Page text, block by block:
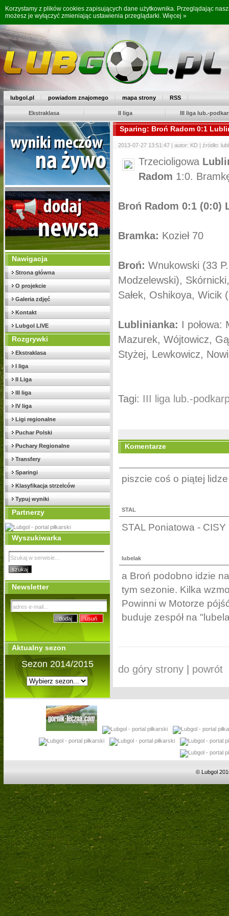
Korzystamy z plików cookies zapisujących dane użytkownika. Przeglądając
możesz je wyłączyć zmieniając ustawienia przeglądarki. Więcej »
lubgol.pl powiadom znajomego mapa strony RSS
Ekstraklasa II liga III liga lub.-
Nawigacja
Strona główna
O projekcie
Galeria zdjęć
Kontakt
Lubgol LIVE
Rozgrywki
Ekstraklasa
I liga
II Liga
III liga
IV liga
Ligi regionalne
Puchar Polski
Puchary Regionalne
Transfery
Sparingi
Klasyfikacja strzelców
Typuj wyniki
Partnerzy
Wyszukiwarka
Newsletter
Aktualny sezon
Sezon 2014/2015
Sparing: Broń Radom 0:1
2013-07-27 13:51:47 | autor: KD | źródło:
Trzecioligowa
Radom 1:0.
Broń Radom 0:1 (0:0)
Bramka: Kozieł 70
Broń: Wnukowski (33
Modzelewski),
Sałek, Oshikoya,
Lublinianka: I połowa:
Mazurek, Wójtowicz,
Styżej, Lewkowicz,
Tagi: III liga lub.-
Komentarze
piszcie coś o piątej lidze
STAL
STAL Poniatowa - CISY
lubelak
a Broń podobno idzie
tym sezonie. Kilka
Powinni w Motorze
buduje zespół na
do góry strony| powrót
© Lubgol